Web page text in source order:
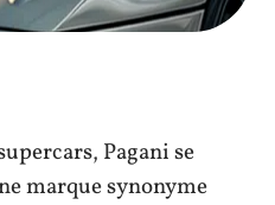
Pagani se
marque synonyme